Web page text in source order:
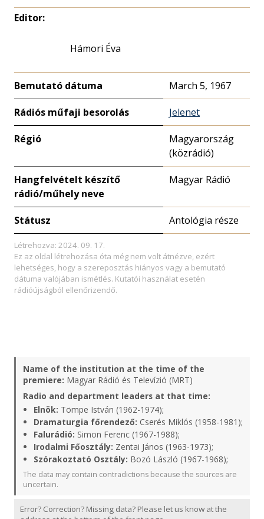
Editor:
Hámori Éva
Bemutató dátuma March 5, 1967
Rádiós műfaji besorolás Jelenet
Régió
Magyarország
(közrádió)
Hangfelvételt készítő
rádió/műhely neve
Magyar Rádió
Státusz Antológia része
Létrehozva: 2024. 09. 17.
Ez az oldal létrehozása óta még nem volt átnézve, ezért
lehetséges, hogy a szereposztás hiányos vagy a bemutató
dátuma valójában ismétlés. Kutatói használat esetén
rádióújságból ellenőrizendő.
Name of the institution at the time of the
premiere: Magyar Rádió és Televízió (MRT)
Radio and department leaders at that time:
Elnök: Tömpe István (1962-1974);
Dramaturgia főrendező: Cserés Miklós (1958-1981);
Falurádió: Simon Ferenc (1967-1988);
Irodalmi Főosztály: Zentai János (1963-1973);
Szórakoztató Osztály: Bozó László (1967-1968);
The data may contain contradictions because the sources are
uncertain.
Error? Correction? Missing data? Please let us know at the